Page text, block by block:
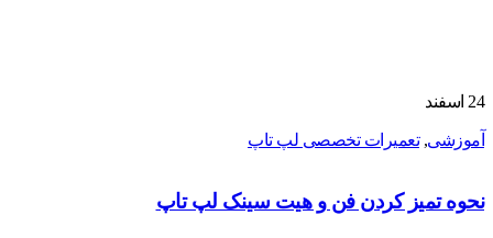
24 اسفند
آموزشی,تعمیرات تخصصی لپ تاپ
نحوه تمیز کردن فن و هیت سینک لپ تاپ